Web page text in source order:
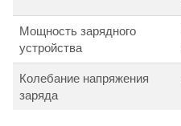
Мощность зарядного
устройства
Колебание напряжения
заряда